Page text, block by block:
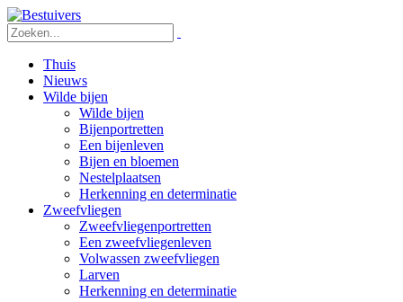
Thuis
Nieuws
Wilde bijen
Wilde bijen
Bijenportretten
Een bijenleven
Bijen en bloemen
Nestelplaatsen
Herkenning en determinatie
Zweefvliegen
Zweefvliegenportretten
Een zweefvliegenleven
Volwassen zweefvliegen
Larven
Herkenning en determinatie